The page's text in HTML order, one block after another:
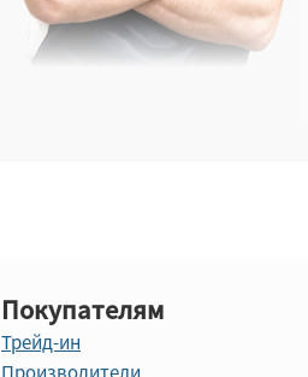
Покупателям
Трейд-ин